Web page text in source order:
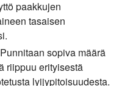
paakkujen
tasaisen
Punnitaan sopiva määrä
riippuu erityisestä
lyijypitoisuudesta.